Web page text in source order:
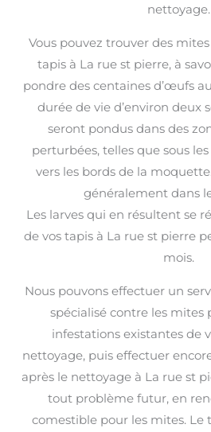
nettoyage.
Vous pouvez trouver des
tapis à La rue st pierre, à
pondre des centaines d’œufs
durée de vie d’environ deux
seront pondus dans des
perturbées, telles que sous
vers les bords de la
généralement dans
Les larves qui en résultent se
de vos tapis à La rue st pierre
mois.
Nous pouvons effectuer un
spécialisé contre les mites
infestations existantes de
nettoyage, puis effectuer
après le nettoyage à La rue st
tout problème futur, en
comestible pour les mites.